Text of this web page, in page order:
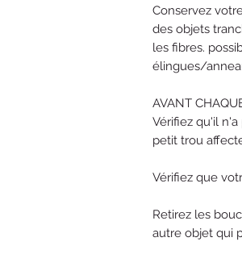
Conservez
des objets
les fibres.
élingues/
AVANT
Vérifiez qu'il
petit trou
Vérifiez que
Retirez les
autre objet qui